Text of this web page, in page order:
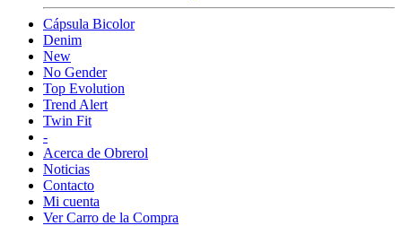
Cápsula Bicolor
Denim
New
No Gender
Top Evolution
Trend Alert
Twin Fit
-
Acerca de Obrerol
Noticias
Contacto
Mi cuenta
Ver Carro de la Compra